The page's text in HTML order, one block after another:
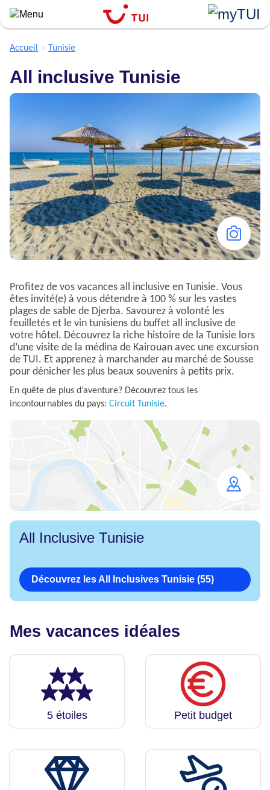
Aller
contenu
Accueil Tunisie
All inclusive Tunisie
Profitez de vos vacances all inclusive en Tunisie. Vous
êtes invité(e) à vous détendre à 100 % sur les vastes
plages de sable de Djerba. Savourez à volonté les
feuilletés et le vin tunisiens du buffet all inclusive de
votre hôtel. Découvrez la riche histoire de la Tunisie lors
d’une visite de la médina de Kairouan avec une excursion
de TUI. Et apprenez à marchander au marché de Sousse
pour dénicher les plus beaux souvenirs à petits prix.
En quête de plus d’aventure? Découvrez tous les
incontournables du pays: Circuit Tunisie.
map
All Inclusive Tunisie
Découvrez les All Inclusives Tunisie (55)
Mes vacances idéales
5 étoiles Petit budget